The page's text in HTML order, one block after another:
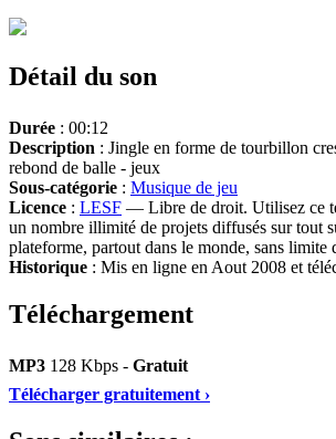
Détail du son
Durée : 00:12
Description : Jingle en forme de tourbillon
rebond de balle - jeux
Sous-catégorie : Musique de jeu
Licence : LESF — Libre de droit. Utilisez ce
un nombre illimité de projets diffusés sur tout
plateforme, partout dans le monde, sans limite
Historique : Mis en ligne en Aout 2008 et
Téléchargement
MP3 128 Kbps - Gratuit
Télécharger gratuitement ›